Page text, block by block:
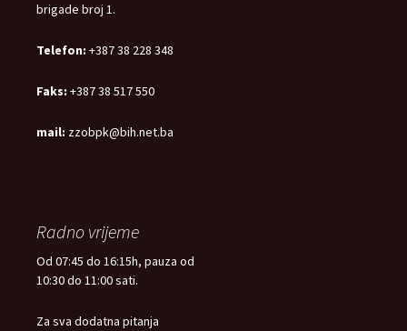
brigade broj 1.
Telefon: +387 38 228 348
Faks: +387 38 517 550
mail: zzobpk@bih.net.ba
Radno vrijeme
Od 07:45 do 16:15h, pauza od
10:30 do 11:00 sati.
Za sva dodatna pitanja